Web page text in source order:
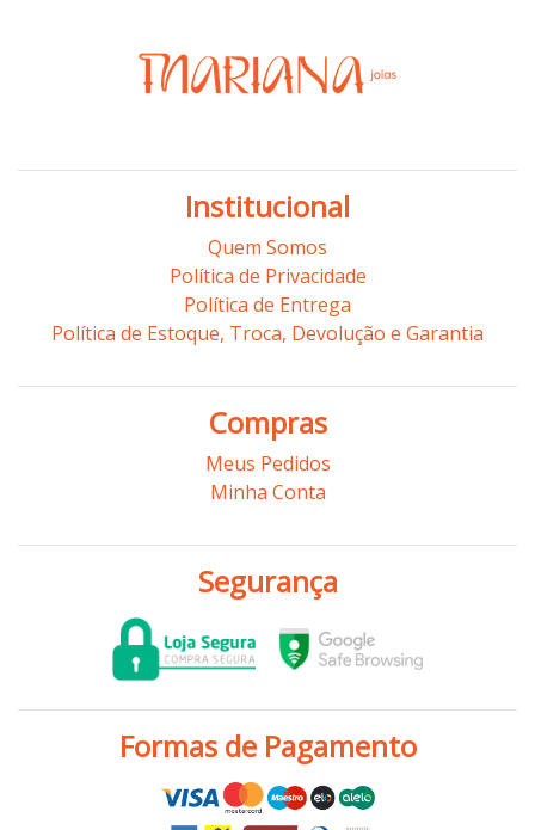
Institucional
Quem Somos
Política de Privacidade
Política de Entrega
Política de Estoque, Troca, Devolução e Garantia
Compras
Meus Pedidos
Minha Conta
Segurança
Formas de Pagamento